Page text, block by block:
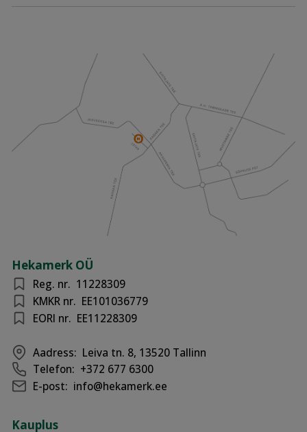
Hekamerk OÜ
Reg. nr. 11228309
KMKR nr. EE101036779
EORI nr. EE11228309
Aadress: Leiva tn. 8, 13520 Tallinn
Telefon: +372 677 6300
E-post: info@hekamerk.ee
Kauplus